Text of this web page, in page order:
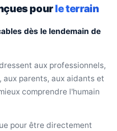
pourle terrain
dès le lendemain de
aux professionnels,
aux parents, aux aidants et
comprendre l'humain
pour être directement